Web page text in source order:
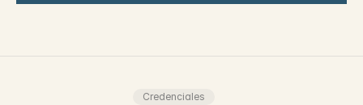
Credenciales